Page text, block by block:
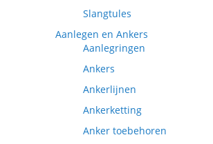
Slangtules
Aanlegen en Ankers
Aanlegringen
Ankers
Ankerlijnen
Ankerketting
Anker toebehoren